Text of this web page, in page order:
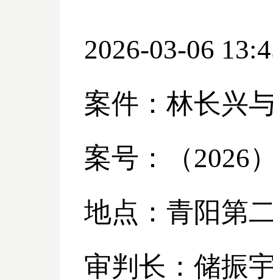
2026-03-06
案件：林长兴
案号：（2026
地点：青阳第
审判长：储振